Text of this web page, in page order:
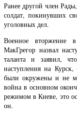
Ранее другой член
солдат, покинувших
уголовных дел.
Военное вторжение
МакГрегор назвал
таланта и заявил,
наступления на
были окружены и не
война в основном
режимом в Киеве, это
он.